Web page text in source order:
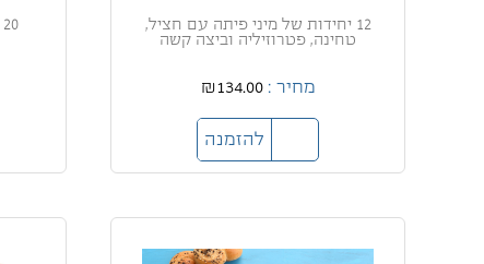
12 יחידות של מיני פיתה עם חציל,
טחינה, פטרוזיליה וביצה קשה
מחיר :₪134.00
להזמנה